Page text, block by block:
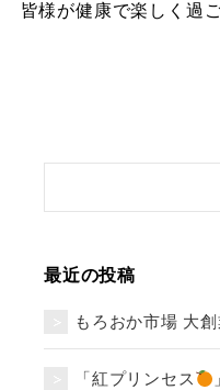
皆様が健康で楽しく過
最近の投稿
もろおか市場 大
「紅プリンセス